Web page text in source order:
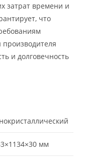
затрат времени и
что
производителя
и долговечность
мм